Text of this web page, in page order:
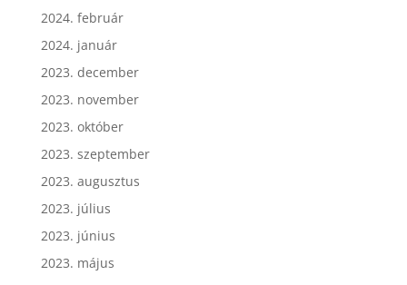
2024. február
2024. január
2023. december
2023. november
2023. október
2023. szeptember
2023. augusztus
2023. július
2023. június
2023. május